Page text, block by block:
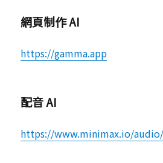
網頁制作 AI
https://gamma.app
配音 AI
https://www.minimax.io/